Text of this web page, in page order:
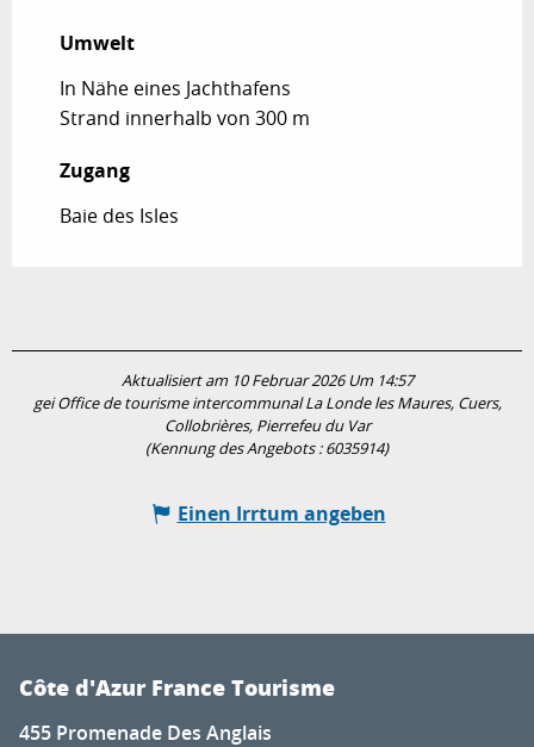
Umwelt
Umwelt
In Nähe eines Jachthafens
Strand innerhalb von 300 m
Zugang
Zugang
Baie des Isles
Aktualisiert am 10 Februar 2026 Um 14:57
gei Office de tourisme intercommunal La Londe les Maures, Cuers,
Collobrières, Pierrefeu du Var
(Kennung des Angebots :6035914)
Einen Irrtum angeben
Côte d'Azur France Tourisme
455 Promenade Des Anglais